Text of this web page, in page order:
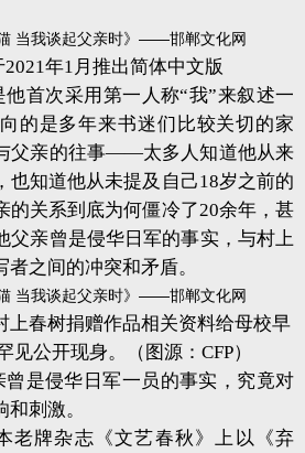
2021年1月推出简体中文版
首次采用第一人称“我”来叙述一
的是多年来书迷们比较关切的家
父亲的往事——太多人知道他从来
也知道他从未提及自己18岁之前的
的关系到底为何僵冷了20余年，甚
父亲曾是侵华日军的事实，与村上
之间的冲突和矛盾。
上春树捐赠作品相关资料给母校早
见公开现身。（图源：CFP）
是侵华日军一员的事实，究竟对
刺激。
老牌杂志《文艺春秋》上以《弃